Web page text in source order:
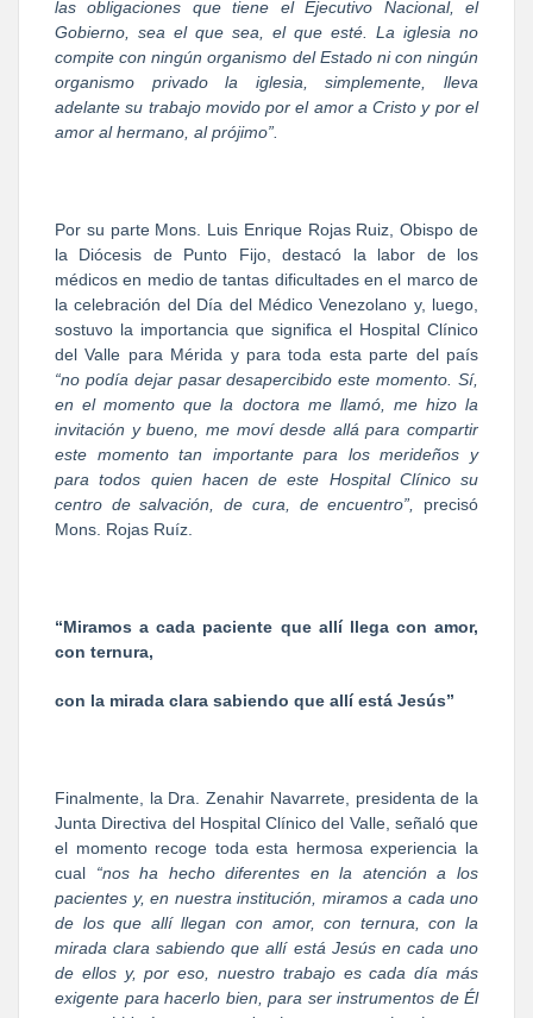
las obligaciones que tiene el Ejecutivo Nacional, el
Gobierno, sea el que sea, el que esté. La iglesia no
compite con ningún organismo del Estado ni con ningún
organismo privado la iglesia, simplemente, lleva
adelante su trabajo movido por el amor a Cristo y por el
amor al hermano, al prójimo”.
Por su parte Mons. Luis Enrique Rojas Ruiz, Obispo de
la Diócesis de Punto Fijo, destacó la labor de los
médicos en medio de tantas dificultades en el marco de
la celebración del Día del Médico Venezolano y, luego,
sostuvo la importancia que significa el Hospital Clínico
del Valle para Mérida y para toda esta parte del país
“no podía dejar pasar desapercibido este momento. Sí,
en el momento que la doctora me llamó, me hizo la
invitación y bueno, me moví desde allá para compartir
este momento tan importante para los merideños y
para todos quien hacen de este Hospital Clínico su
centro de salvación, de cura, de encuentro”,
precisó
Mons. Rojas Ruíz.
“Miramos a cada paciente que allí llega con amor,
con ternura,
con la mirada clara sabiendo que allí está Jesús”
Finalmente, la Dra. Zenahir Navarrete, presidenta de la
Junta Directiva del Hospital Clínico del Valle, señaló que
el momento recoge toda esta hermosa experiencia la
cual “nos ha hecho diferentes en la atención a los
pacientes y, en nuestra institución, miramos a cada uno
de los que allí llegan con amor, con ternura, con la
mirada clara sabiendo que allí está Jesús en cada uno
de ellos y, por eso, nuestro trabajo es cada día más
exigente para hacerlo bien, para ser instrumentos de Él